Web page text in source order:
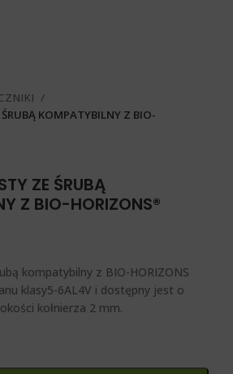
KOMPATYBILNY Z BIO-
ZE ŚRUBĄ
Z BIO-HORIZONS®
kompatybilny z BIO-HORIZONS
klasy5-6AL4V i dostępny jest o
kołnierza 2 mm.